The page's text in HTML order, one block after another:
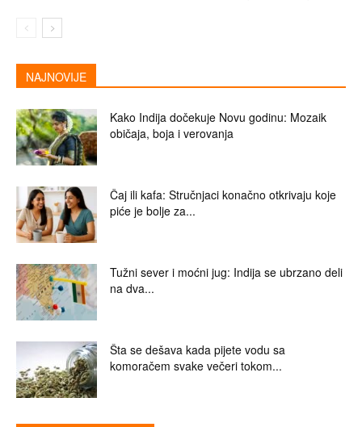
NAJNOVIJE
Kako Indija dočekuje Novu godinu: Mozaik
običaja, boja i verovanja
Čaj ili kafa: Stručnjaci konačno otkrivaju koje
piće je bolje za...
Tužni sever i moćni jug: Indija se ubrzano deli
na dva...
Šta se dešava kada pijete vodu sa
komoračem svake večeri tokom...